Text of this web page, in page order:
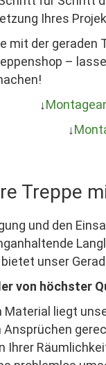
Ihres
mit der
–
↓
↓
Treppe
und den
unser
von höchster
liegt
Ihrer